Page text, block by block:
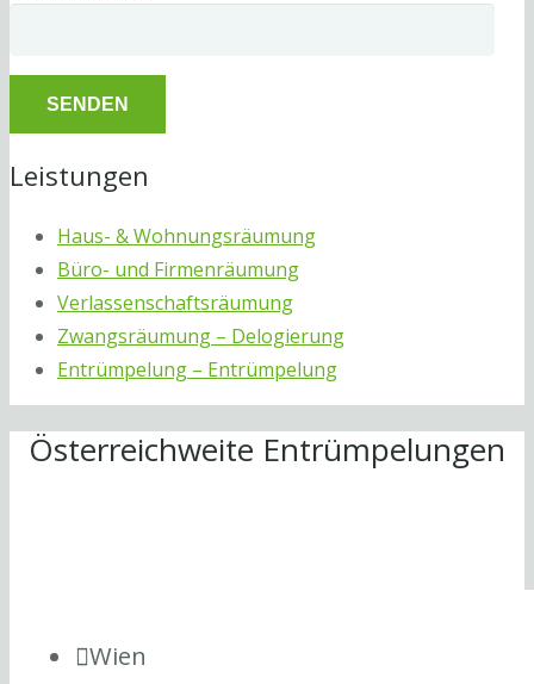
Leistungen
Haus- & Wohnungsräumung
Büro- und Firmenräumung
Verlassenschaftsräumung
Zwangsräumung – Delogierung
Entrümpelung – Entrümpelung
Österreichweite Entrümpelungen
Wien